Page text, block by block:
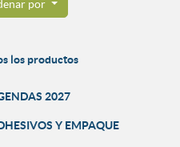
por
los productos
2027
Y EMPAQUE